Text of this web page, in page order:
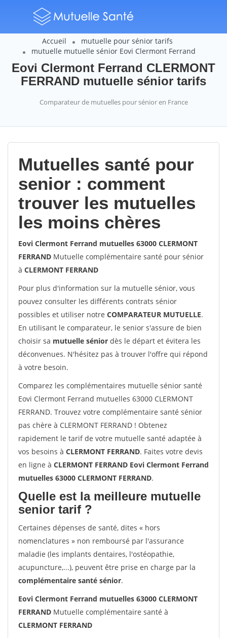
Accueil
mutuelle pour sénior tarifs
mutuelle mutuelle sénior Eovi Clermont Ferrand
Eovi Clermont Ferrand CLERMONT
FERRAND mutuelle sénior tarifs
Comparateur de mutuelles pour sénior en France
Mutuelles santé pour
senior : comment
trouver les mutuelles
les moins chères
Eovi Clermont Ferrand mutuelles 63000 CLERMONT
FERRAND Mutuelle complémentaire santé pour sénior
à CLERMONT FERRAND
Pour plus d'information sur la mutuelle sénior, vous
pouvez consulter les différents contrats sénior
possibles et utiliser notre COMPARATEUR MUTUELLE.
En utilisant le comparateur, le senior s'assure de bien
choisir sa mutuelle sénior dès le départ et évitera les
déconvenues. N'hésitez pas à trouver l'offre qui répond
à votre besoin.
Comparez les complémentaires mutuelle sénior santé
Eovi Clermont Ferrand mutuelles 63000 CLERMONT
FERRAND. Trouvez votre complémentaire santé sénior
pas chère à CLERMONT FERRAND ! Obtenez
rapidement le tarif de votre mutuelle santé adaptée à
vos besoins à CLERMONT FERRAND. Faites votre devis
en ligne à CLERMONT FERRAND Eovi Clermont Ferrand
mutuelles 63000 CLERMONT FERRAND.
Quelle est la meilleure mutuelle
senior tarif ?
Certaines dépenses de santé, dites « hors
nomenclatures » non remboursé par l'assurance
maladie (les implants dentaires, l'ostéopathie,
acupuncture,...), peuvent être prise en charge par la
complémentaire santé sénior.
Eovi Clermont Ferrand mutuelles 63000 CLERMONT
FERRAND Mutuelle complémentaire santé à
CLERMONT FERRAND